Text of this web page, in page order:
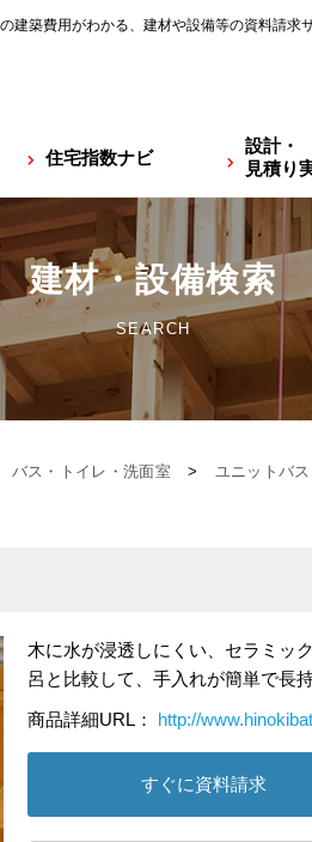
築費用がわかる、建材や設備等の資料請求サ
住宅指数ナビ
設計・
見積り
建材・設備検索
SEARCH
バス・トイレ・洗面室 > ユニットバス
木に水が浸透しにくい、セラミッ
呂と比較して、手入れが簡単で長
商品詳細URL： http://
すぐに資料請求